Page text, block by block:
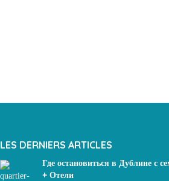
LES DERNIERS ARTICLES
Где остановиться в Дублине с
+ Отели